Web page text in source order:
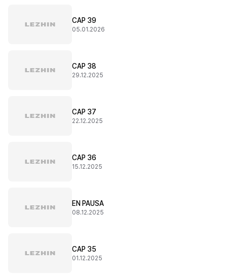
CAP 39
05.01.2026
CAP 38
29.12.2025
CAP 37
22.12.2025
CAP 36
15.12.2025
EN PAUSA
08.12.2025
CAP 35
01.12.2025